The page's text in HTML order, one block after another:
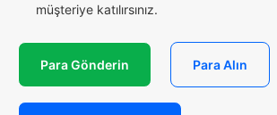
müşteriye katılırsınız.
Para Gönderin Para Alın